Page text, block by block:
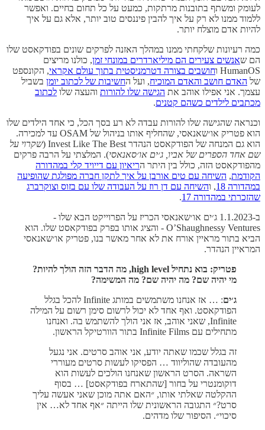
לעומק ומשתף בתובנות מרתקות, כמעט על כל תחום בחיים. ואפשר
ללמוד ממנו לא רק על איך להבין פיננסים טוב יותר, אלא גם על איך
להיות אדם מוצלח יותר.
כמה רעיונות שלקחתי ממנו במהלך האזנה לפרקים שונים בפודקאסט שלו
הם שאנשים צעירים הם מיליארדרים במונחי זמן, כולנו מריצים
HumanOS ו חושבים בצורה דטרמניסטית בתוך עולם אקראי, הקונספט
של האדם חושב והאדם המוכיח, ועל החשיבות של לכתוב יומן בשביל
עצמך. אני אפילו אוהב את הגישה שלו להורות והעצה שלו לכתוב
מכתבים לילדים כשהם קטנים.
וכנראה שהגישה שלו להורות עבדה לא רע בסך הכל, כי אחד הילדים שלו
הוא פטריק או׳שאנאסי, שהחליף אותו בניהול של OSAM עד למכירה.
הוא גם המנחה של הפודקאסט הנהדר Invest Like The Best (
שקרוי על
שם אחד הספרים של אביו, ג׳ים או׳סאנאסי). המלצתי על הרבה פרקים
מהפודקאסט הזה, כולל בין היתר הריאיון עם דייויד קלי במהדורה
הקודמת, השיחה עם טים אורבן על איך לתקן חברה מפולגת שהופיעה
במהדורה 18
, והשיחה עם דן רוז על העבודה שלו עם בזוס וצוקרברג
שהזכרתי במהדורה 17
.
ב-1.1.2023 ג׳ים או׳שאנאסי הכריז על הפרוייקט הבא שלו -
O’Shaughnessy Ventures - והציג אותו בפרק בפודקאסט שלו. הוא
הביא בתור מראיין אורח את לא אחר מאשר בנו, פטריק או׳שאנאסי
המראיין הנהדר.
פטריק: בוא נתחיל high level, מה הדבר הזה הולך להיות?
מי יהיה שם? מה יהיה שם? מה המשימה?
ג׳ים
: … אז אנחנו משתמשים במותג Infinite להכל בגלל
הפודקאסט. ואף אחד לא יכול לרשום סימן רשום על המילה
Infinite, שאני אוהב, אז אני הולך להשתמש בה. ואנחנו
מתחילים עם Infinite Films בתור הוורטיקל הראשון.
זה בגלל שכמו שאתה יודע, אני אוהב סרטים. אני נגעל
מהעובדה שהוליווד … הפסיקו לעשות סרטים מעוררי
השראה. הסרט הראשון שאנחנו הולכים לעשות הוא
דוקומנטרי על בחור [שהתארח בפודקאסט] … בסוף
ההקלטה שאלתי אותו, ״האם אתה מוכן שאני אעשה עליך
סרט?״ התגובה הראשונית שלו הייתה ״אף אחד לא… אין
סיכוי״. הסיפור שלו מדהים.